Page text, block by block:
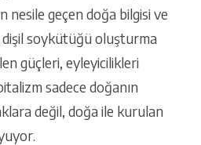
nesile geçen doğa bilgisi ve
soykütüğü oluşturma
güçleri, eyleyicilikleri
sadece doğanın
değil, doğa ile kurulan